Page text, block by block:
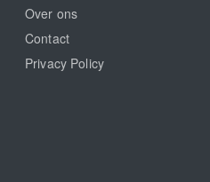
Over ons
Contact
Privacy Policy